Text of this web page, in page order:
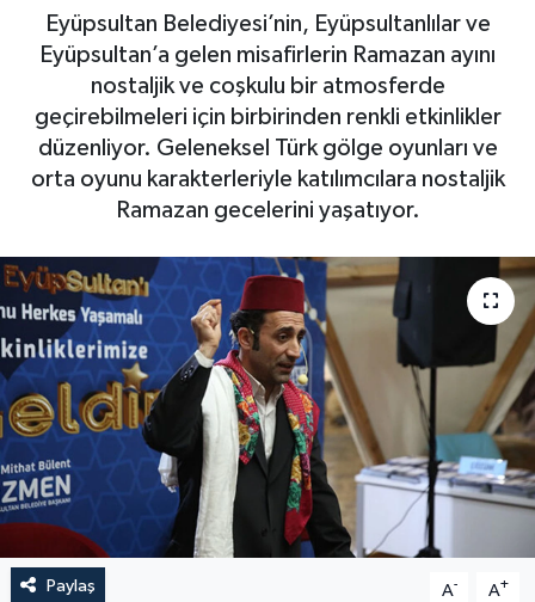
Eyüpsultan Belediyesi’nin, Eyüpsultanlılar ve
Eyüpsultan’a gelen misafirlerin Ramazan ayını
nostaljik ve coşkulu bir atmosferde
geçirebilmeleri için birbirinden renkli etkinlikler
düzenliyor. Geleneksel Türk gölge oyunları ve
orta oyunu karakterleriyle katılımcılara nostaljik
Ramazan gecelerini yaşatıyor.
Paylaş A- A+